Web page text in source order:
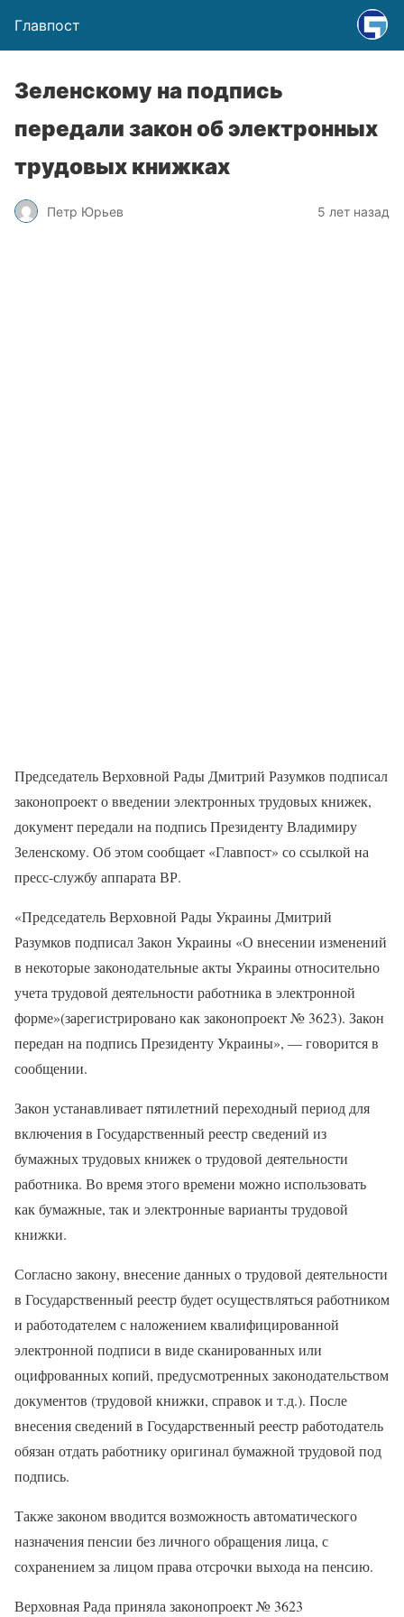
Главпост
Зеленскому на подпись
передали закон об электронных
трудовых книжках
Петр Юрьев 5 лет назад
Председатель Верховной Рады Дмитрий Разумков подписал
законопроект о введении электронных трудовых книжек,
документ передали на подпись Президенту Владимиру
Зеленскому. Об этом сообщает «Главпост» со ссылкой на
пресс-службу аппарата ВР.
«Председатель Верховной Рады Украины Дмитрий
Разумков подписал Закон Украины «О внесении изменений
в некоторые законодательные акты Украины относительно
учета трудовой деятельности работника в электронной
форме»(зарегистрировано как законопроект № 3623). Закон
передан на подпись Президенту Украины», — говорится в
сообщении.
Закон устанавливает пятилетний переходный период для
включения в Государственный реестр сведений из
бумажных трудовых книжек о трудовой деятельности
работника. Во время этого времени можно использовать
как бумажные, так и электронные варианты трудовой
книжки.
Согласно закону, внесение данных о трудовой деятельности
в Государственный реестр будет осуществляться работником
и работодателем с наложением квалифицированной
электронной подписи в виде сканированных или
оцифрованных копий, предусмотренных законодательством
документов (трудовой книжки, справок и т.д.). После
внесения сведений в Государственный реестр работодатель
обязан отдать работнику оригинал бумажной трудовой под
подпись.
Также законом вводится возможность автоматического
назначения пенсии без личного обращения лица, с
сохранением за лицом права отсрочки выхода на пенсию.
Верховная Рада приняла законопроект № 3623